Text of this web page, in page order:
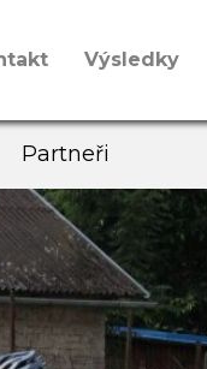
Výsledky
Partneři